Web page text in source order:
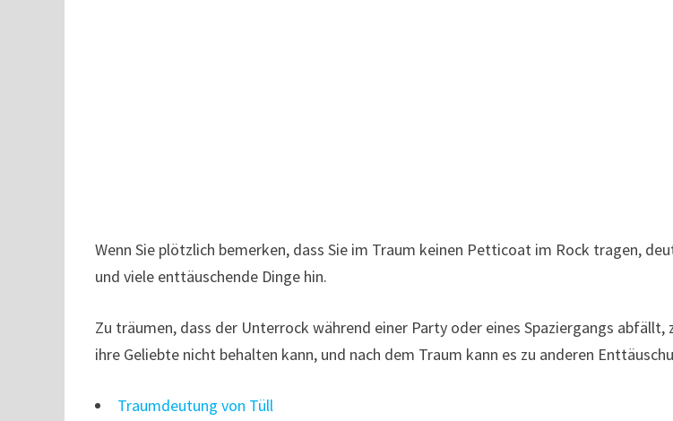
Wenn Sie plötzlich bemerken, dass Sie im Traum keinen Petticoat im Rock tragen,
und viele enttäuschende Dinge hin.
Zu träumen, dass der Unterrock während einer Party oder eines Spaziergangs abfällt,
ihre Geliebte nicht behalten kann, und nach dem Traum kann es zu anderen
Traumdeutung von Tüll